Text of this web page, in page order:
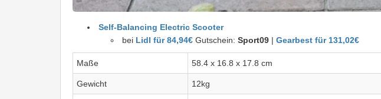
Self-Balancing Electric Scooter
bei Lidl für 84,94€ Gutschein: Sport09 | Gearbest für 131,02€
Maße 58.4 x 16.8 x 17.8 cm
Gewicht 12kg